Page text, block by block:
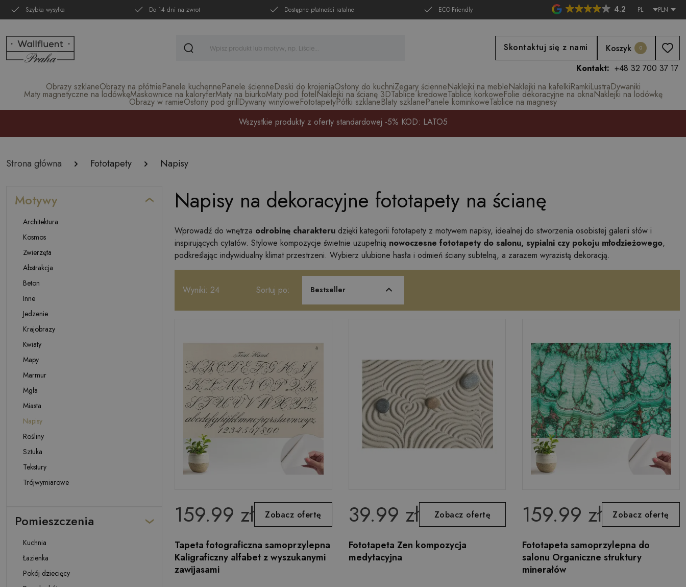
Szybka wysyłka Do 14 dni na zwrot Dostępne płatności ratalne ECO-Friendly 4.2 PL PLN
Skontaktuj się z nami Koszyk 0
Kontakt: +48 32 700 37 17
Obrazy szklaneObrazy na płótniePanele kuchennePanele ścienneDeski do krojeniaOsłony do kuchniZegary ścienneNaklejki na mebleNaklejki na kafelkiRamkiLustraDywaniki
Maty magnetyczne na lodówkęMaskownice na kaloryferMaty na biurkoMaty pod fotelNaklejki na ścianę 3DTablice kredoweTablice korkoweFolie dekoracyjne na oknaNaklejki na lodówkę
Obrazy w ramieOsłony pod grillDywany winyloweFototapetyPółki szklaneBlaty szklanePanele kominkoweTablice na magnesy
Wszystkie produkty z oferty standardowej -5% KOD: LATO5
Strona główna Fototapety Napisy
Motywy
Architektura
Kosmos
Zwierzęta
Abstrakcja
Beton
Inne
Jedzenie
Krajobrazy
Kwiaty
Mapy
Marmur
Mgła
Miasta
Napisy
Rośliny
Sztuka
Tekstury
Trójwymiarowe
Pomieszczenia
Kuchnia
Łazienka
Pokój dziecięcy
Napisy na dekoracyjne fototapety na ścianę
Wprowadź do wnętrza odrobinę charakteru dzięki kategorii fototapety z motywem napisy, idealnej do stworzenia osobistej galerii słów i
inspirujących cytatów. Stylowe kompozycje świetnie uzupełnią nowoczesne fototapety do salonu, sypialni czy pokoju młodzieżowego,
podkreślając indywidualny klimat przestrzeni. Wybierz ulubione hasła i odmień ściany subtelną, a zarazem wyrazistą dekoracją.
Wyniki: 24 Sortuj po: Bestseller
159.99 zł Zobacz ofertę
Tapeta fotograficzna samoprzylepna
Kaligraficzny alfabet z wyszukanymi
zawijasami
39.99 zł Zobacz ofertę
Fototapeta Zen kompozycja
medytacyjna
159.99 zł Zobacz ofertę
Fototapeta samoprzylepna do
salonu Organiczne struktury
minerałów